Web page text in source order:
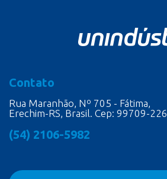
Contato
Rua Maranhão, Nº 705 - Fátima,
Erechim-RS, Brasil. Cep: 99709-226
(54) 2106-5982